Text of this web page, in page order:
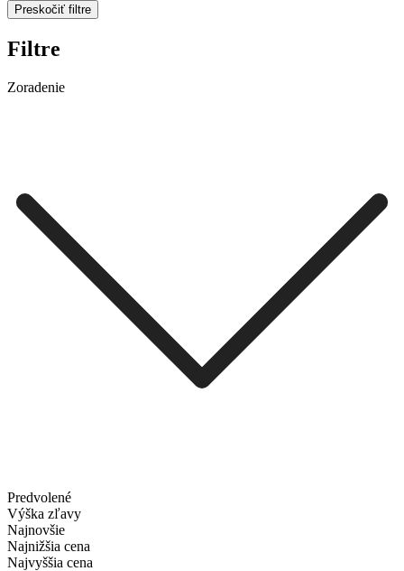
Preskočiť filtre
Filtre
Zoradenie
Predvolené
Výška zľavy
Najnovšie
Najnižšia cena
Najvyššia cena